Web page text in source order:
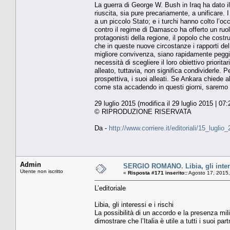
La guerra di George W. Bush in Iraq ha
riuscita, sia pure precariamente, a unificare.
a un piccolo Stato; e i turchi hanno colto
contro il regime di Damasco ha offerto un
protagonisti della regione, il popolo che
che in queste nuove circostanze i rapporti
migliore convivenza, siano rapidamente
necessità di scegliere il loro obiettivo
alleato, tuttavia, non significa condividerle.
prospettiva, i suoi alleati. Se Ankara chiede
come sta accadendo in questi giorni,
29 luglio 2015 (modifica il 29 luglio 2015 |
© RIPRODUZIONE RISERVATA
Da - http://www.corriere.it/editoriali/
Admin
Utente non iscritto
SERGIO ROMANO. Libia, gli
« Risposta #171 inserito::Agosto 17,
L’editoriale
Libia, gli interessi e i rischi
La possibilità di un accordo e la presenza
dimostrare che l’Italia è utile a tutti i suoi